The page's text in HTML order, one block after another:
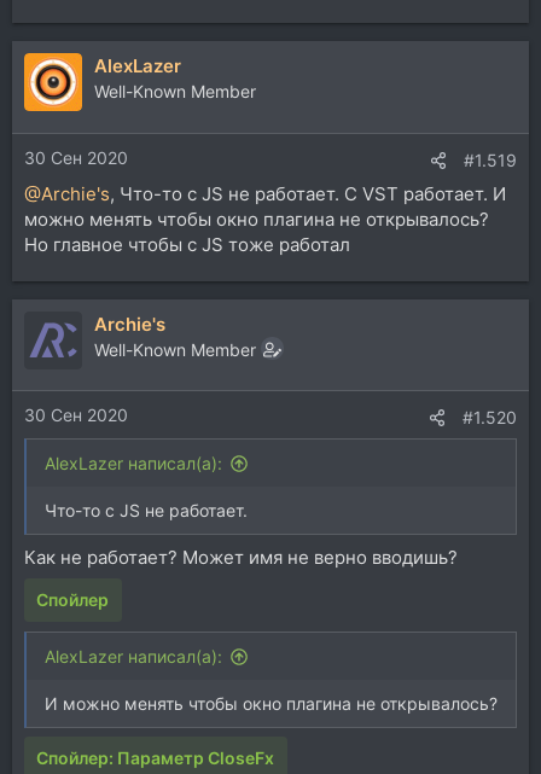
AlexLazer
Well-Known Member
30 Сен 2020 #1.519
@Archie's, Что-то с JS не работает. С VST работает. И
можно менять чтобы окно плагина не открывалось?
Но главное чтобы с JS тоже работал
Archie's
Well-Known Member
30 Сен 2020 #1.520
AlexLazer написал(а):
Что-то с JS не работает.
Как не работает? Может имя не верно вводишь?
Спойлер
AlexLazer написал(а):
И можно менять чтобы окно плагина не открывалось?
Спойлер: Параметр CloseFx